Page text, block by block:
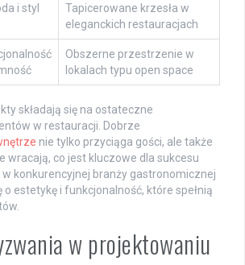
i styl
Tapicerowane krzesła w
eleganckich restauracjach
Obszerne przestrzenie w
lokalach typu open space
składają się na ostateczne
w restauracji. Dobrze
nie tylko przyciąga gości, ale także
wracają, co jest kluczowe dla sukcesu
w konkurencyjnej branży gastronomicznej
estetykę i funkcjonalność, które spełnią
w projektowaniu